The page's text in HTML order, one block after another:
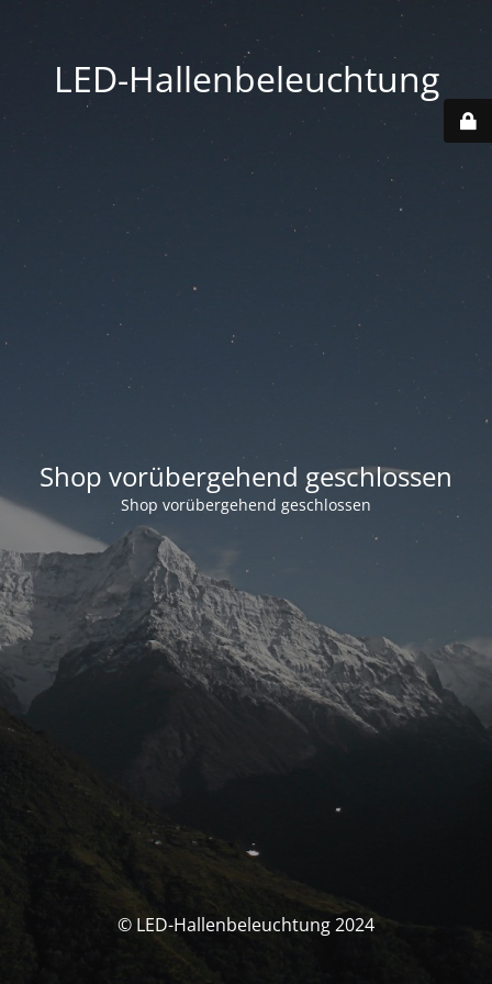
LED-Hallenbeleuchtung
Shop vorübergehend geschlossen
Shop vorübergehend geschlossen
© LED-Hallenbeleuchtung 2024